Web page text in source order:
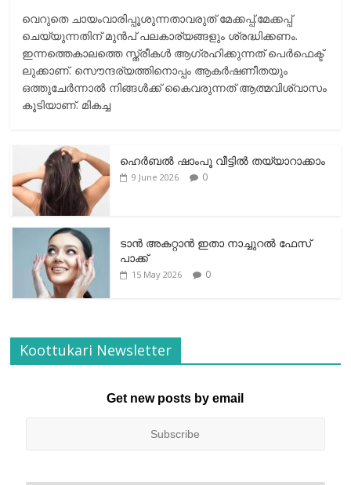
വെറുതെ ചായംവാരിപ്പൂശുന്നതാവരുത് മേക്കപ്പ്.മേക്കപ്പ്
ചെയ്യുന്നതിന് മുന്‍പ് പലകാര്യങ്ങളും ശ്രദ്ധിക്കണം.
ഇന്നത്തെകാലത്തെ സ്ത്രീകള്‍ ആഗ്രഹിക്കുന്നത് പെര്‍ഫെക്ട്
ലുക്കാണ്. സൌന്ദര്യത്തിനൊപ്പം ആകര്‍ഷണീതയും
ഒത്തുചേര്‍ന്നാല്‍ നിങ്ങള്‍ക്ക് കൈവരുന്നത് ആത്മവിശ്വാസം
കൂടിയാണ്. മികച്ച
ഹെര്‍ബല്‍ ഷാംപൂ വീട്ടില്‍ തയ്യാറാക്കാം
9 June 2026 0
ടാന്‍ അകറ്റാന്‍ ഇതാ നാച്ചുറല്‍ ഫേസ്
പാക്ക്
15 May 2026 0
Koottukari Newsletter
Get new posts by email